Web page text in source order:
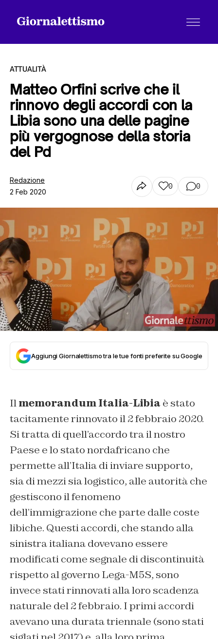
Tutti gli articoli
Chi siamo
Contatti
ATTUALITÀ
Matteo Orfini scrive che il
rinnovo degli accordi con la
Libia sono una delle pagine
più vergognose della storia
del Pd
Redazione
2 Feb 2020
0 0
Aggiungi Giornalettismo tra le tue fonti preferite su Google
Ilmemorandum Italia-Libia è stato
tacitamente rinnovato il 2 febbraio 2020.
Si tratta di quell’accordo tra il nostro
Paese e lo stato nordafricano che
permette all’Italia di inviare supporto,
sia di mezzi sia logistico, alle autorità che
gestiscono il fenomeno
dell’immigrazione che parte dalle coste
libiche. Questi accordi, che stando alla
sinistra italiana dovevano essere
modificati come segnale di discontinuità
rispetto al governo Lega-M5S, sono
invece stati rinnovati alla loro scadenza
naturale del 2 febbraio. I primi accordi
avevano una durata triennale (sono stati